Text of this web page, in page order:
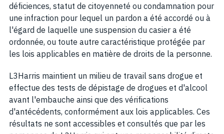
déficiences, statut de citoyenneté ou condamnation pour
une infraction pour lequel un pardon a été accordé ou à
l'égard de laquelle une suspension du casier a été
ordonnée, ou toute autre caractéristique protégée par
les lois applicables en matière de droits de la personne.
L3Harris maintient un milieu de travail sans drogue et
effectue des tests de dépistage de drogues et d'alcool
avant l'embauche ainsi que des vérifications
d'antécédents, conformément aux lois applicables. Ces
résultats ne sont accessibles et consultés que par les